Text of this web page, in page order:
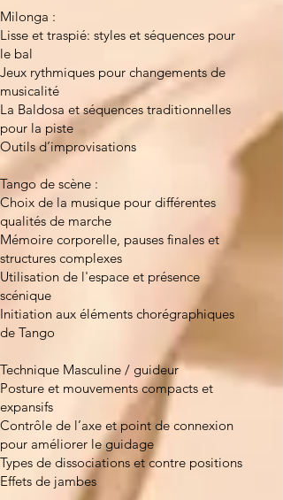
Milonga :
Lisse et traspié: styles et séquences pour
le bal
Jeux rythmiques pour changements de
musicalité
La Baldosa et séquences traditionnelles
pour la piste
Outils d’improvisations
Tango de scène :
Choix de la musique pour différentes
qualités de marche
Mémoire corporelle, pauses finales et
structures complexes
Utilisation de l'espace et présence
scénique
Initiation aux éléments chorégraphiques
de Tango
Technique Masculine / guideur
Posture et mouvements compacts et
expansifs
Contrôle de l’axe et point de connexion
pour améliorer le guidage
Types de dissociations et contre positions
Effets de jambes